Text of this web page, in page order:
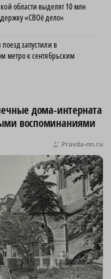
области выделят 10 млн
«СВОё дело»
запустили в
метро к сентябрьским
дома-интерната
воспоминаниями
Pravda-nn.ru